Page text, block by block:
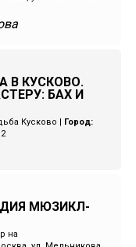
В КУСКОВО.
БАХ И
Кусково
Город:
МЮЗИКЛ-
на